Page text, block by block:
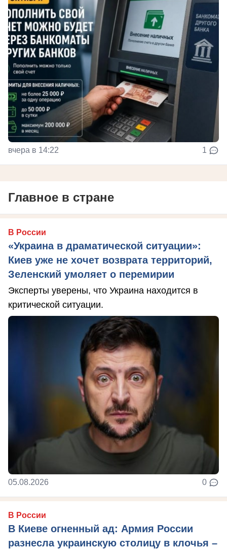
вчера в 14:22 1
Главное в стране
В России
«Украина в драматической ситуации»:
Киев уже не хочет возврата территорий,
Зеленский умоляет о перемирии
Эксперты уверены, что Украина находится в
критической ситуации.
05.08.2026 0
В России
В Киеве огненный ад: Армия России
разнесла украинскую столицу в клочья –